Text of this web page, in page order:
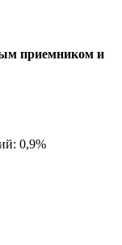
приемником и
0,9%